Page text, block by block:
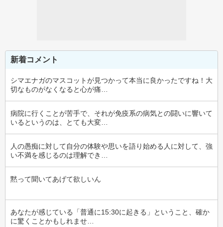
新着コメント
シマエナガのマスコットが見つかって本当に良かったですね！大
切なものがなくなると心が痛…
病院に行くことが苦手で、それが免疫系の病気との闘いに響いて
いるというのは、とても大変…
人の愚痴に対して自分の体験や思いを語り始める人に対して、強
い不満を感じるのは理解でき…
黙って聞いてあげて欲しいん
あなたが感じている「普通に15:30に起きる」ということ、確か
に驚くことかもしれませ…